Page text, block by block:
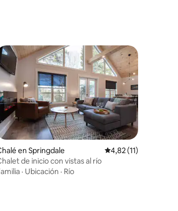
4,93 de 5. 143 evaluaciones
en Springdale Calificación
4,82 (11)
de inicio con vistas al río
· Ubicación · Río